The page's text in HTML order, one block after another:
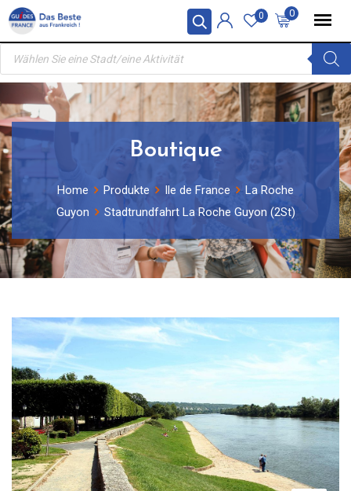
Skip
content
0
0
Products
search
Boutique
Home Produkte Ile de France
La Roche
Guyon
Stadtrundfahrt La Roche Guyon (2St)